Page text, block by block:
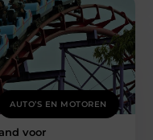
AUTO’S EN MOTOREN
voor